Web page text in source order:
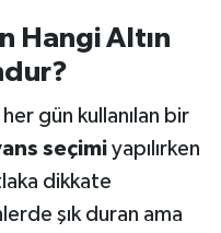
Hangi Altın
gün kullanılan bir
seçimiyapılırken
dikkate
şık duran ama